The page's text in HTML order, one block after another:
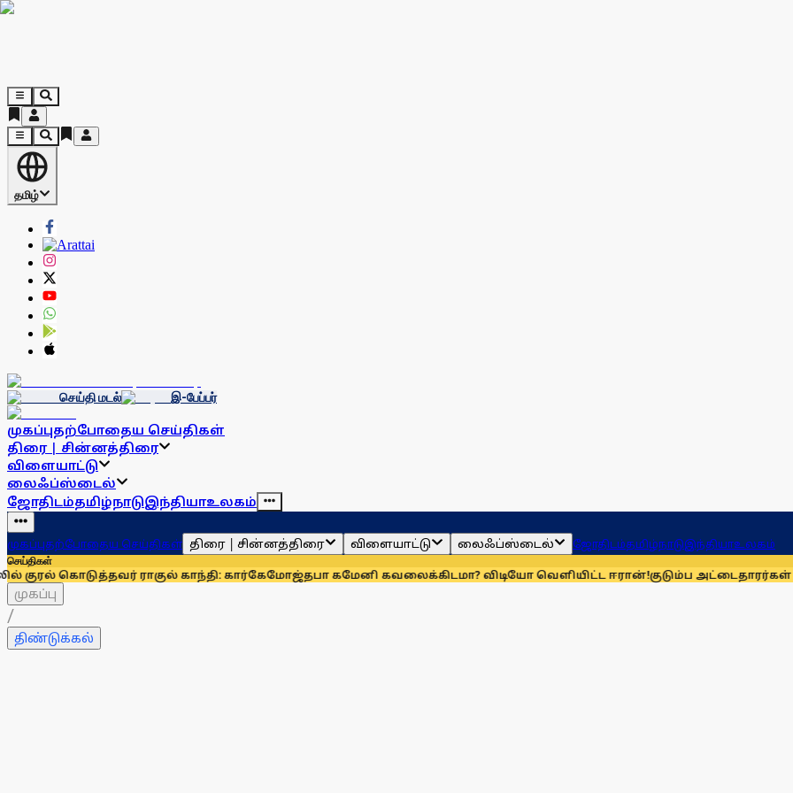
தமிழ்
செய்தி மடல் இ-பேப்பர்
முகப்புதற்போதைய செய்திகள்
திரை | சின்னத்திரை
விளையாட்டு
லைஃப்ஸ்டைல்
ஜோதிடம்தமிழ்நாடுஇந்தியாஉலகம்
முகப்புதற்போதைய செய்திகள் திரை | சின்னத்திரை விளையாட்டு லைஃப்ஸ்டைல் ஜோதிடம்தமிழ்நாடுஇந்தியாஉலகம்
செய்திகள்
ராகுல் காந்தி: கார்கேமோஜ்தபா கமேனி கவலைக்கிடமா? விடியோ வெளியிட்ட ஈரான்!குடும்ப அட்டைதாரர்கள்
முகப்பு
/
திண்டுக்கல்